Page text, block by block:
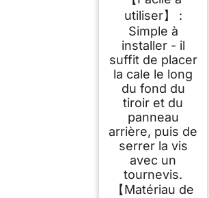
utiliser】 :
Simple à
installer - il
suffit de placer
la cale le long
du fond du
tiroir et du
panneau
arrière, puis de
serrer la vis
avec un
tournevis.
【Matériau de